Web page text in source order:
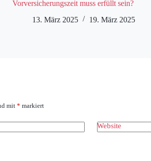
Vorversicherungszeit muss erfüllt sein?
13. März 2025
19. März 2025
mit* markiert
Website